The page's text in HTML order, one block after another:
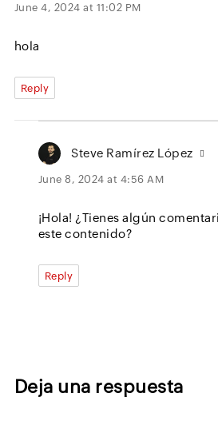
June 4, 2024 at 11:02 PM
hola
Reply
Steve Ramírez López
June 8, 2024 at 4:56 AM
¡Hola! ¿Tienes algún
este contenido?
Reply
Deja una respuesta